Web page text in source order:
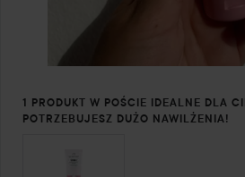
1 PRODUKT W POŚCIE IDEALNE DLA
POTRZEBUJESZ DUŻO NAWILŻENIA!